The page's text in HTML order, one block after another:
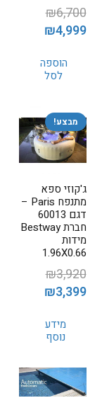
₪6,700
המחיר
היה:
₪6,700.
₪4,999
הוא:הוספה
לסל
מבצע!
ג'קוזי ספא
מתנפח Paris –
דגם 60013
חברת Bestway
מידות
1.96X0.66
₪3,920
המחיר
היה:
₪3,920.
₪3,399
מידע
נוסף